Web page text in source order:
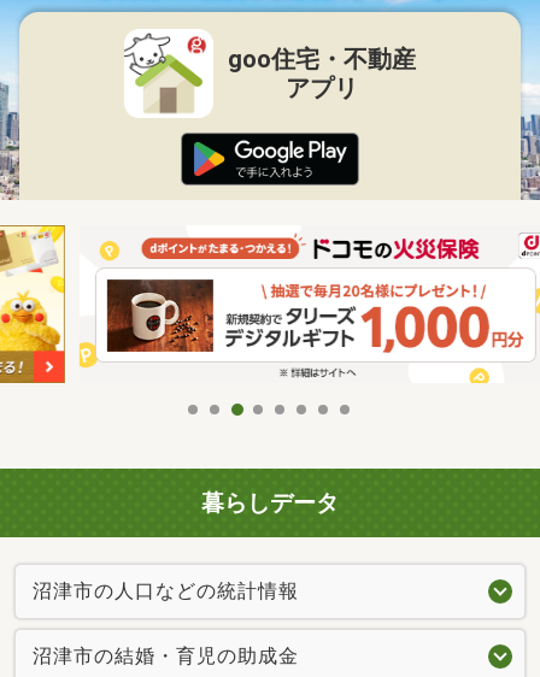
goo住宅・不動産
アプリ
暮らしデータ
沼津市の人口などの統計情報
沼津市の結婚・育児の助成金